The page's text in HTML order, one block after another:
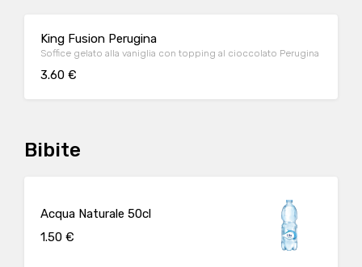
King Fusion Perugina
Soffice gelato alla vaniglia con topping al cioccolato Perugina
3.60 €
Bibite
Acqua Naturale 50cl
1.50 €